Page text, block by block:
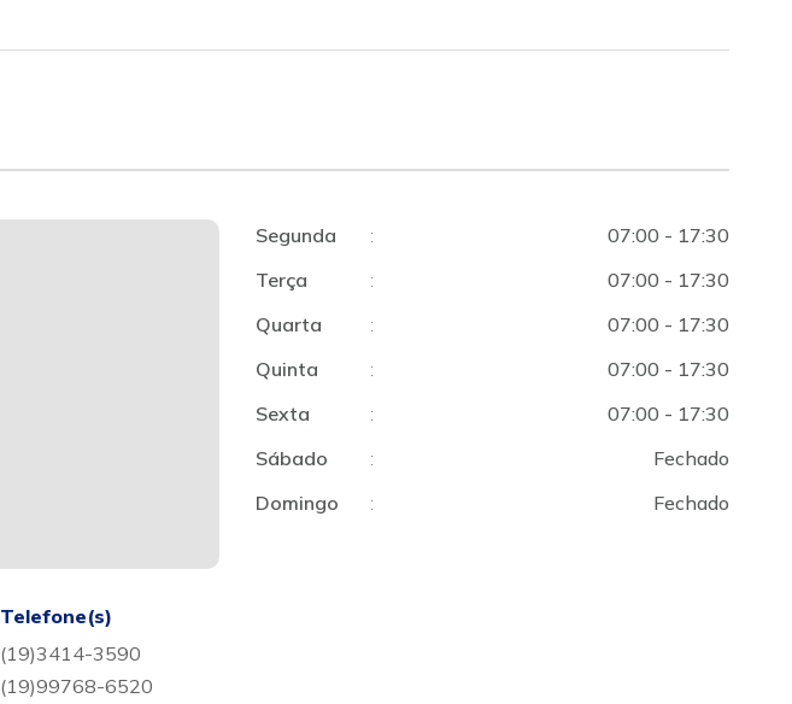
Segunda :
07:00 - 17:30
Terça
:
07:00 - 17:30
Quarta
:
07:00 - 17:30
Quinta
:
07:00 - 17:30
Sexta
:
07:00 - 17:30
Sábado
:
Fechado
Domingo
: Fechado
Telefone(s)
(19)3414-3590
(19)99768-6520